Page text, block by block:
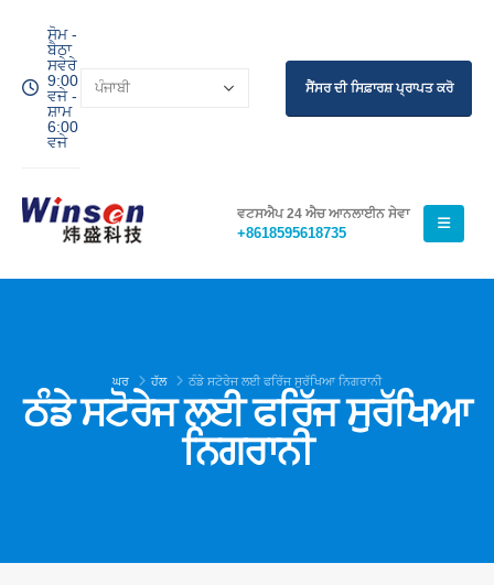
ਸੋਮ -
ਬੈਠਾ
ਸਵੇਰੇ
9:00
ਵਜੇ -
ਸ਼ਾਮ
6:00
ਵਜੇ
ਸੈਂਸਰ ਦੀ ਸਿਫ਼ਾਰਸ਼ ਪ੍ਰਾਪਤ ਕਰੋ
ਵਟਸਐਪ 24 ਐਚ ਆਨਲਾਈਨ ਸੇਵਾ
+8618595618735
ਘਰ ਹੱਲ ਠੰਡੇ ਸਟੋਰੇਜ ਲਈ ਫਰਿੱਜ ਸੁਰੱਖਿਆ ਨਿਗਰਾਨੀ
ਠੰਡੇ ਸਟੋਰੇਜ ਲਈ ਫਰਿੱਜ ਸੁਰੱਖਿਆ
ਨਿਗਰਾਨੀ